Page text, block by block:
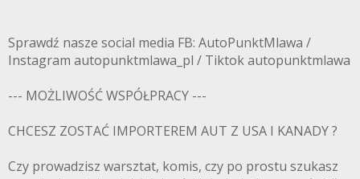
Sprawdź nasze social media FB: AutoPunktMlawa /
Instagram autopunktmlawa_pl / Tiktok autopunktmlawa
--- MOŻLIWOŚĆ WSPÓŁPRACY ---
CHCESZ ZOSTAĆ IMPORTEREM AUT Z USA I KANADY ?
Czy prowadzisz warsztat, komis, czy po prostu szukasz